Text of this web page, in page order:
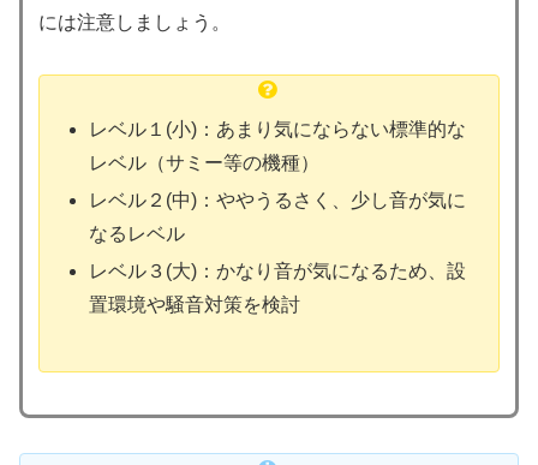
には注意しましょう。
レベル１(小)：あまり気にならない標準的な
レベル（サミー等の機種）
レベル２(中)：ややうるさく、少し音が気に
なるレベル
レベル３(大)：かなり音が気になるため、設
置環境や騒音対策を検討